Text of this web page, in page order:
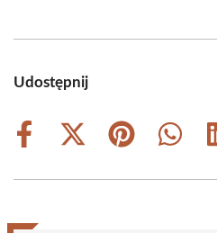
Udostępnij
Share
Share
(Twitter)
Share
Share